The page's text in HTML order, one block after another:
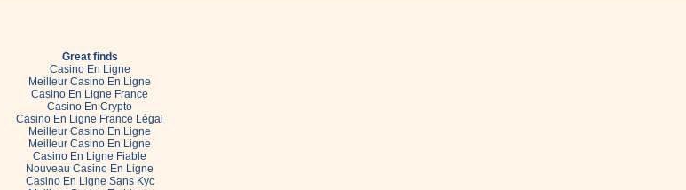
Great finds
Casino En Ligne
Meilleur Casino En Ligne
Casino En Ligne France
Casino En Crypto
Casino En Ligne France Légal
Meilleur Casino En Ligne
Meilleur Casino En Ligne
Casino En Ligne Fiable
Nouveau Casino En Ligne
Casino En Ligne Sans Kyc